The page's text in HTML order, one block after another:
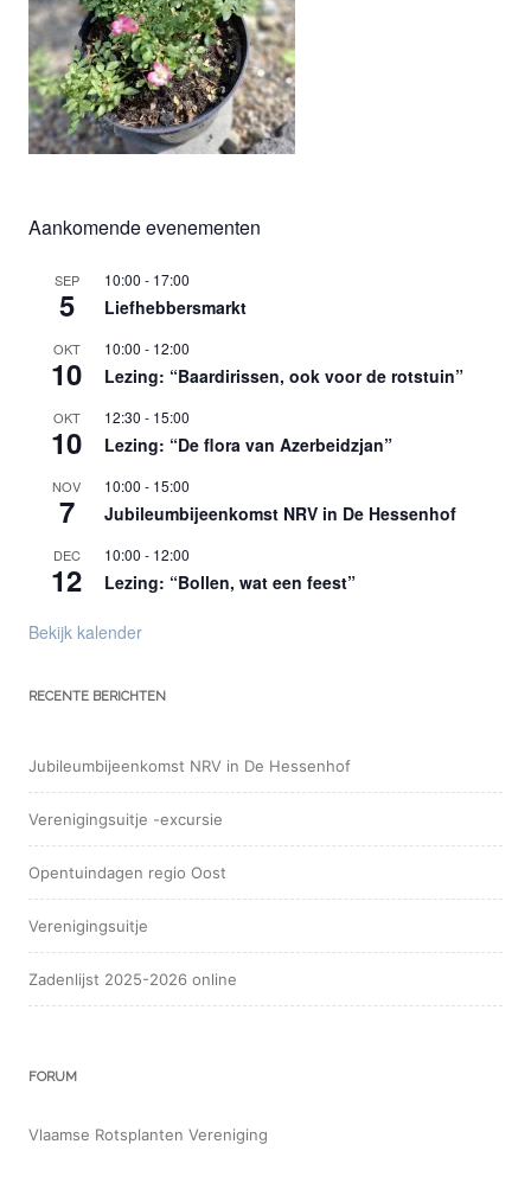
Aankomende evenementen
SEP
5
10:00 - 17:00
Liefhebbersmarkt
OKT
10
10:00 - 12:00
Lezing: “Baardirissen, ook voor de rotstuin”
OKT
10
12:30 - 15:00
Lezing: “De flora van Azerbeidzjan”
NOV
7
10:00 - 15:00
Jubileumbijeenkomst NRV in De Hessenhof
DEC
12
10:00 - 12:00
Lezing: “Bollen, wat een feest”
Bekijk kalender
RECENTE BERICHTEN
Jubileumbijeenkomst NRV in De Hessenhof
Verenigingsuitje -excursie
Opentuindagen regio Oost
Verenigingsuitje
Zadenlijst 2025-2026 online
FORUM
Vlaamse Rotsplanten Vereniging